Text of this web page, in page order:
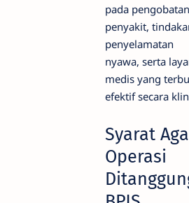
pada pengobatan
penyakit,
penyelamatan
nyawa, serta
medis yang
efektif secara
Syarat
Operasi